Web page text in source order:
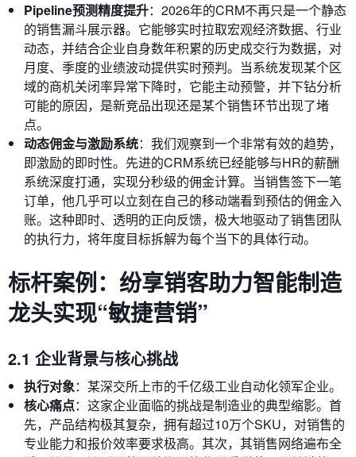
Pipeline预测精度提升：2026年的CRM不再只是一个静态
的销售漏斗展示器。它能够实时拉取宏观经济数据、行业
动态，并结合企业自身数年积累的历史成交行为数据，对
月度、季度的业绩波动提供实时预判。当系统发现某个区
域的商机关闭率异常下降时，它能主动预警，并下钻分析
可能的原因，是新竞品出现还是某个销售环节出现了堵
点。
动态佣金与激励系统：我们观察到一个非常有效的趋势，
即激励的即时性。先进的CRM系统已经能够与HR的薪酬
系统深度打通，实现分秒级的佣金计算。当销售签下一笔
订单，他几乎可以立刻在自己的移动端看到预估的佣金入
账。这种即时、透明的正向反馈，极大地驱动了销售团队
的执行力，将年度目标拆解为每个当下的具体行动。
标杆案例：纷享销客助力智能制造
龙头实现“敏捷营销”
2.1 企业背景与核心挑战
执行对象：某深交所上市的千亿级工业自动化领军企业。
核心痛点：这家企业面临的挑战是制造业的典型缩影。首
先，产品结构极其复杂，拥有超过10万个SKU，对销售的
专业能力和报价效率要求极高。其次，其销售网络遍布全